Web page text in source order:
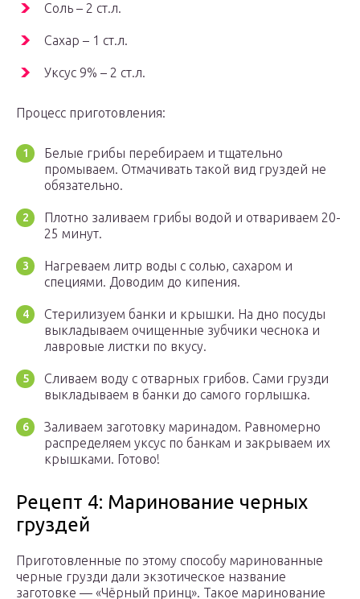
Соль – 2 ст.л.
Сахар – 1 ст.л.
Уксус 9% – 2 ст.л.
Процесс приготовления:
Белые грибы перебираем и тщательно
промываем. Отмачивать такой вид груздей не
обязательно.
Плотно заливаем грибы водой и отвариваем 20-
25 минут.
Нагреваем литр воды с солью, сахаром и
специями. Доводим до кипения.
Стерилизуем банки и крышки. На дно посуды
выкладываем очищенные зубчики чеснока и
лавровые листки по вкусу.
Сливаем воду с отварных грибов. Сами грузди
выкладываем в банки до самого горлышка.
Заливаем заготовку маринадом. Равномерно
распределяем уксус по банкам и закрываем их
крышками. Готово!
Рецепт 4: Маринование черных
груздей
Приготовленные по этому способу маринованные
черные грузди дали экзотическое название
заготовке — «Чёрный принц». Такое маринование